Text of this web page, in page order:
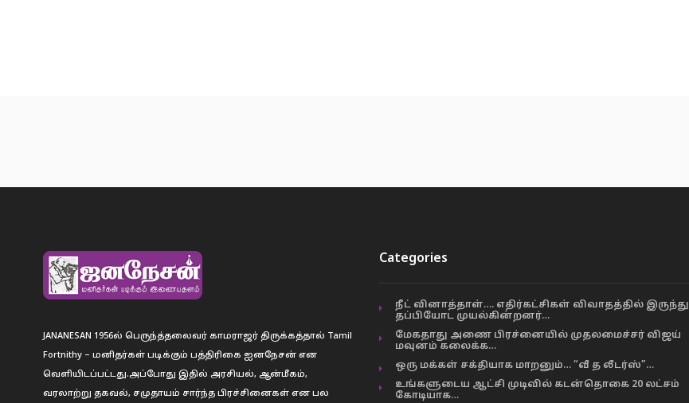
JANANESAN 1956ல் பெருந்த்தலைவர் காமராஜர் திருக்கத்தால் Tamil
Fortnithy – மனிதர்கள் படிக்கும் பத்திரிகை ஐனநேசன் என
வெளியிடப்பட்டது.அப்போது இதில் அரசியல், ஆன்மீகம்,
வரலாற்று தகவல், சமுதாயம் சார்ந்த பிரச்சினைகள் என பல
Categories
நீட் வினாத்தாள்…. எதிர்கட்சிகள் விவாதத்தில் இருந்து
தப்பியோட முயல்கின்றனர்…
மேகதாது அணை பிரச்னையில் முதலமைச்சர் விஜய்
மவுனம் கலைக்க…
ஒரு மக்கள் சக்தியாக மாறனும்… “வீ த லீடர்ஸ்”…
உங்களுடைய ஆட்சி முடிவில் கடன்தொகை 20 லட்சம்
கோடியாக…